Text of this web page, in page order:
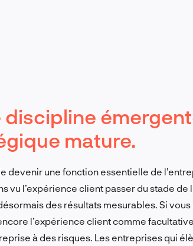
EN
FR
discipline
mature.
devenir une fonction essentielle de
vu l’expérience client passer du stade de
des résultats mesurables. Si vous
l’expérience client comme
à des risques. Les entreprises qui